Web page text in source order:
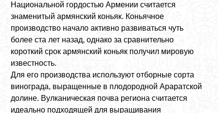
Национальной гордостью Армении считается
знаменитый армянский коньяк. Коньячное
производство начало активно развиваться чуть
более ста лет назад, однако за сравнительно
короткий срок армянский коньяк получил мировую
известность.
Для его производства используют отборные сорта
винограда, выращенные в плодородной Араратской
долине. Вулканическая почва региона считается
идеально подходящей для выращивания